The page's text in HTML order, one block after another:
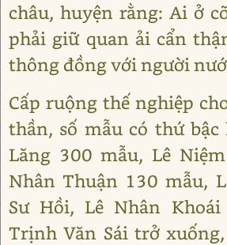
châu, huyện rằng: Ai ở
phải giữ quan ải cẩn
thông đồng với người
Cấp ruộng thế nghiệp
thần, số mẫu có thứ bậc
Lăng 300 mẫu, Lê
Nhân Thuận 130 mẫu,
Sư Hồi, Lê Nhân
Trịnh Văn Sái trở